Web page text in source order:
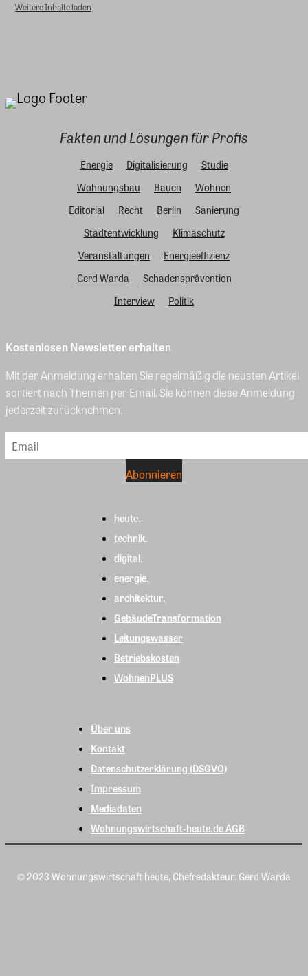
Weitere Inhalte laden
Fakten und Lösungen für Profis
Energie Digitalisierung
Studie
Wohnungsbau
Bauen
Wohnen
Editorial
Recht Berlin
Sanierung
Stadtentwicklung
Klimaschutz
Veranstaltungen
Energieeffizienz
Gerd Warda
Schadensprävention
Interview
Politik
Kostenlosen Newsletter erhalten
Mit der Anmeldung erhalten Sie regelmäßig die neusten Artikel
sortiert nach Themen per Email. Sie können diese Anmeldung
jederzeit zurücknehmen.
heute.
technik.
digital.
energie.
architektur.
GebäudeTransformation
Leitungswasser
Betriebskosten
WohnenPLUS
Über uns
Kontakt
Datenschutzerklärung (DSGVO)
Impressum
Mediadaten
Wohnungswirtschaft-heute.de AGB
© 2023 Wohnungswirtschaft heute, Chefredakteur: Gerd Warda